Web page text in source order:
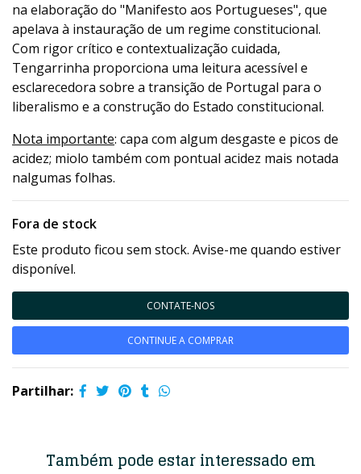
na elaboração do "Manifesto aos Portugueses", que
apelava à instauração de um regime constitucional.
Com rigor crítico e contextualização cuidada,
Tengarrinha proporciona uma leitura acessível e
esclarecedora sobre a transição de Portugal para o
liberalismo e a construção do Estado constitucional.
Nota importante: capa com algum desgaste e picos de
acidez; miolo também com pontual acidez mais notada
nalgumas folhas.
Fora de stock
Este produto ficou sem stock. Avise-me quando estiver
disponível.
CONTATE-NOS
CONTINUE A COMPRAR
Partilhar:
Também pode estar interessado em